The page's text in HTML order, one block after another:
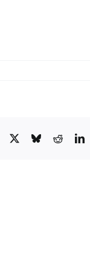
Facebook
X BlueskyReddit